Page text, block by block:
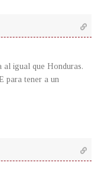
al igual que Honduras.
para tener a un